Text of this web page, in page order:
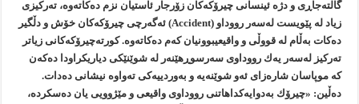
گاڵته‌جاڕی و دژه‌ ئینسانی چیرۆكه‌كان زۆرجار ئاستیان نزم ده‌كاته‌وه‌، ته‌ركیزی
زیاد له‌ پێویست له‌سه‌ر رووداو (Accident) ئه‌گه‌رچی چیرۆكه‌كان خۆش و دڵگیر
ده‌كات به‌ڵام له‌ قووڵی و واقیعیبوونیان كه‌م ده‌كاته‌وه‌. كورته‌چیرۆكه‌كانی زیاتر
ته‌ركیز له‌سه‌ر یه‌ك رووداوی سه‌رسوڕهێنه‌ر له‌ شوێنێكی دیاریكراودا ده‌كه‌ن
كه‌ موپاسان شاره‌زای ئه‌و شوێنه‌یه‌ و به‌وردییه‌كی ته‌واوه‌ نیشانی ده‌دات.
ده‌ڵین: «چیرۆك به‌دوایه‌كداهاتنی رووداوی واقیعی و مێژوویی یان ده‌سكرده‌،